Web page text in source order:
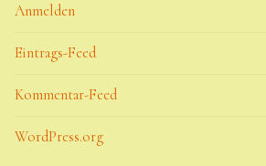
Anmelden
Eintrags-Feed
Kommentar-Feed
WordPress.org